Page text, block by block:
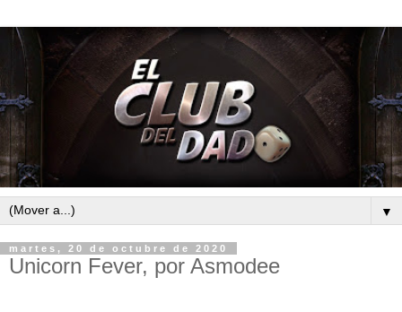
▼
martes, 20 de octubre de 2020
Unicorn Fever, por Asmodee